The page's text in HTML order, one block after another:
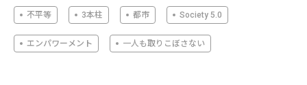
不平等 3本柱 都市 Society 5.0
エンパワーメント 一人も取りこぼさない